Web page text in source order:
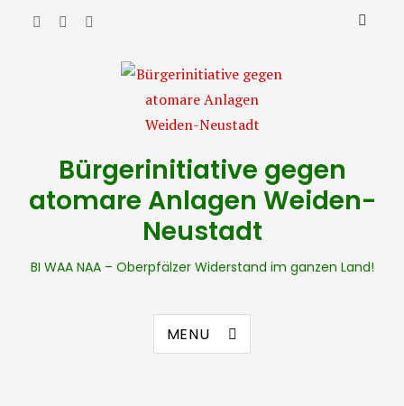
Bürgerinitiative gegen
atomare Anlagen Weiden-
Neustadt
BI WAA NAA – Oberpfälzer Widerstand im ganzen Land!
MENU